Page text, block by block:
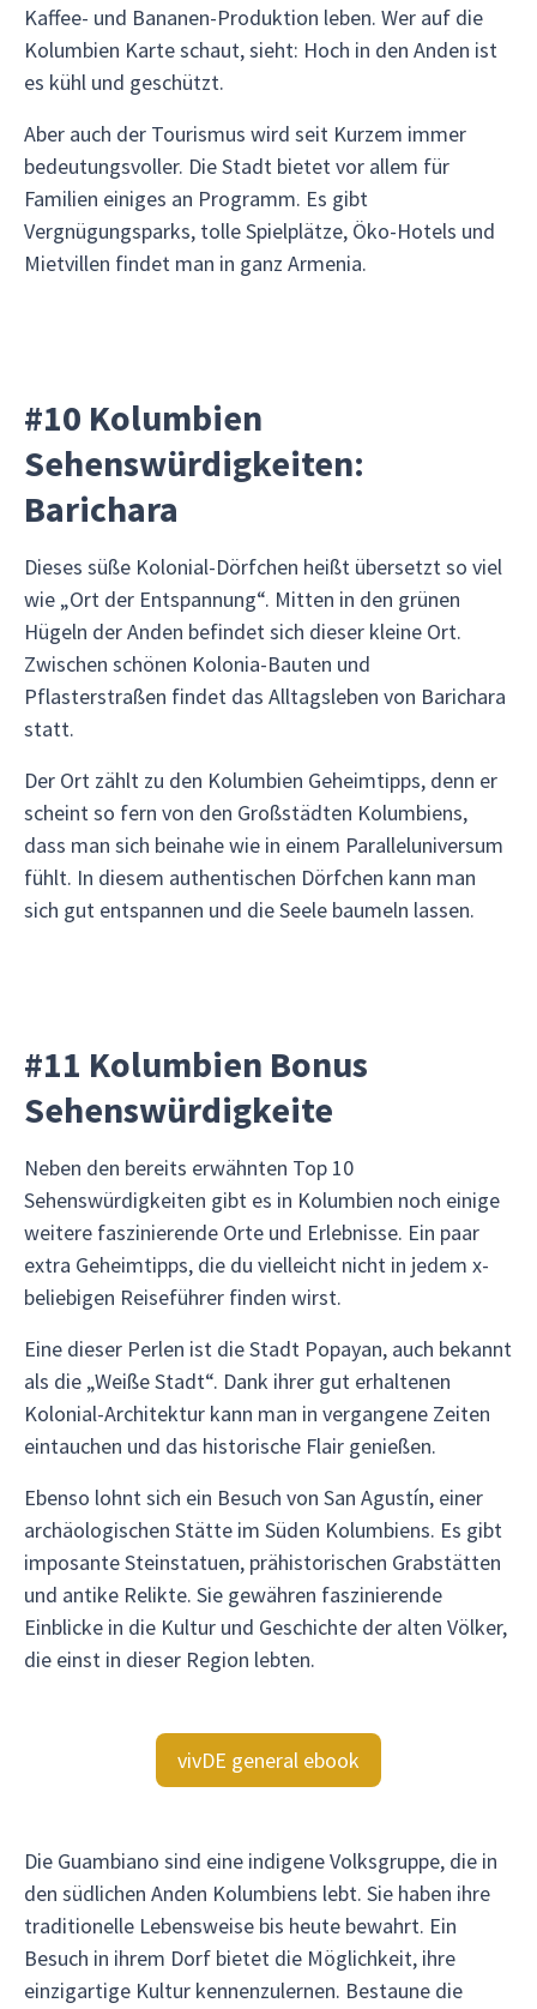
Kaffee- und Bananen-Produktion leben. Wer auf die
Kolumbien Karte schaut, sieht: Hoch in den Anden ist
es kühl und geschützt.
Aber auch der Tourismus wird seit Kurzem immer
bedeutungsvoller. Die Stadt bietet vor allem für
Familien einiges an Programm. Es gibt
Vergnügungsparks, tolle Spielplätze, Öko-Hotels und
Mietvillen findet man in ganz Armenia.
#10 Kolumbien
Sehenswürdigkeiten:
Barichara
Dieses süße Kolonial-Dörfchen heißt übersetzt so viel
wie „Ort der Entspannung“. Mitten in den grünen
Hügeln der Anden befindet sich dieser kleine Ort.
Zwischen schönen Kolonia-Bauten und
Pflasterstraßen findet das Alltagsleben von Barichara
statt.
Der Ort zählt zu den Kolumbien Geheimtipps, denn er
scheint so fern von den Großstädten Kolumbiens,
dass man sich beinahe wie in einem Paralleluniversum
fühlt. In diesem authentischen Dörfchen kann man
sich gut entspannen und die Seele baumeln lassen.
#11 Kolumbien Bonus
Sehenswürdigkeite
Neben den bereits erwähnten Top 10
Sehenswürdigkeiten gibt es in Kolumbien noch einige
weitere faszinierende Orte und Erlebnisse. Ein paar
extra Geheimtipps, die du vielleicht nicht in jedem x-
beliebigen Reiseführer finden wirst.
Eine dieser Perlen ist die Stadt Popayan, auch bekannt
als die „Weiße Stadt“. Dank ihrer gut erhaltenen
Kolonial-Architektur kann man in vergangene Zeiten
eintauchen und das historische Flair genießen.
Ebenso lohnt sich ein Besuch von San Agustín, einer
archäologischen Stätte im Süden Kolumbiens. Es gibt
imposante Steinstatuen, prähistorischen Grabstätten
und antike Relikte. Sie gewähren faszinierende
Einblicke in die Kultur und Geschichte der alten Völker,
die einst in dieser Region lebten.
vivDE general ebook
Die Guambiano sind eine indigene Volksgruppe, die in
den südlichen Anden Kolumbiens lebt. Sie haben ihre
traditionelle Lebensweise bis heute bewahrt. Ein
Besuch in ihrem Dorf bietet die Möglichkeit, ihre
einzigartige Kultur kennenzulernen. Bestaune die